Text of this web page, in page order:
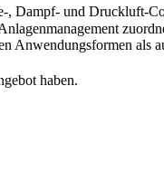
, Dampf- und Druckluft-
Anwendungsformen als
haben.